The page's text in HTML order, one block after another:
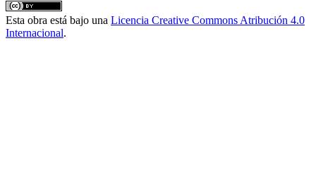
Esta obra está bajo una Licencia Creative Commons Atribución 4.0
Internacional.